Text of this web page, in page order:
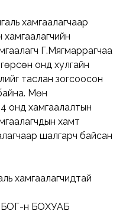
хамгаалагчаар
Г.Мягмаррагчаа
онд хулгайн
таслан зогсоосон
Мөн
онд хамгаалалтын
хамт
шалгарч байсан
хамгаалагчидтай
БОГ-н БОХУАБ